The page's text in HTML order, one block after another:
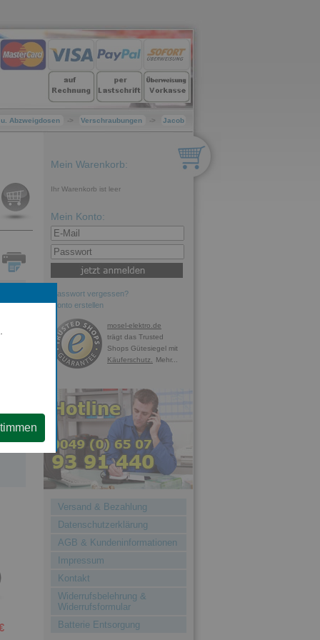
Abzweigdosen -> Verschraubungen -> Jacob
Mein Warenkorb:
Ihr Warenkorb ist leer
Mein Konto:
Passwort vergessen?
Konto erstellen
mosel-elektro.de
trägt das Trusted
Shops Gütesiegel mit
Käuferschutz.
Mehr...
Versand & Bezahlung
Datenschutzerklärung
AGB & Kundeninformationen
Impressum
Kontakt
Widerrufsbelehrung &
Widerrufsformular
Batterie Entsorgung